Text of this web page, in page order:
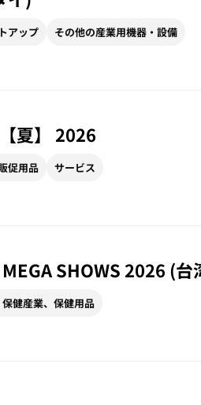
アップ その他の産業用機器・設備
夏】 2026
促用品 サービス
SHOWS 2026 (台
健産業、保健用品